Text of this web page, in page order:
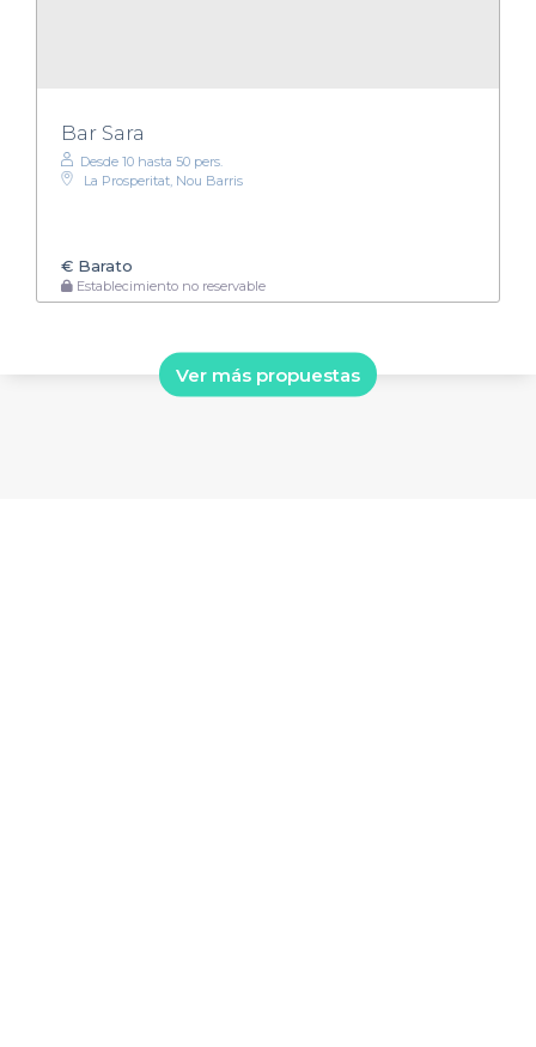
Bar Sara
Desde 10 hasta 50 pers.
La Prosperitat, Nou Barris
€ Barato
Establecimiento no reservable
Ver más propuestas